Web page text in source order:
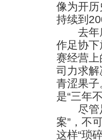
像为开
持续到
去年底
作足协
赛经营
司力求解
青涩果
是“三年
尽管足
案”，不
这样“琐